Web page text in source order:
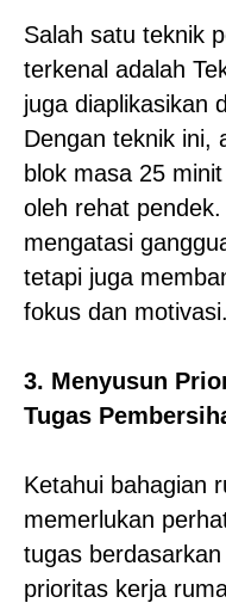
Salah satu teknik
terkenal adalah
juga diaplikasikan
Dengan teknik ini,
blok masa 25
oleh rehat
mengatasi
tetapi juga
fokus dan motivasi.
3. Menyusun
Tugas
Ketahui bahagian
memerlukan
tugas
prioritas kerja